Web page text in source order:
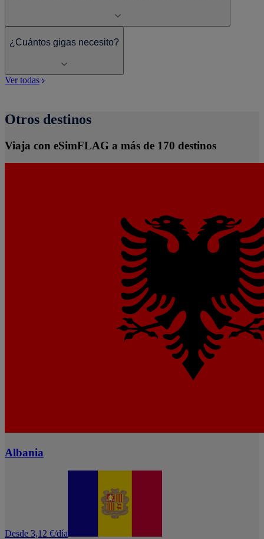
¿Cuántos gigas necesito?
Ver todas
Otros destinos
Viaja con eSimFLAG a más de 170 destinos
Albania
Desde 3,12 €/día